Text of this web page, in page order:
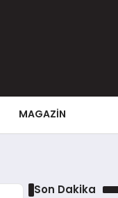
MAGAZIN
Son Dakika